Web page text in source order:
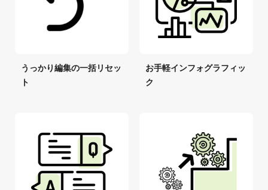
うっかり編集の一括リセッ
ト
お手軽インフォグラフィッ
ク